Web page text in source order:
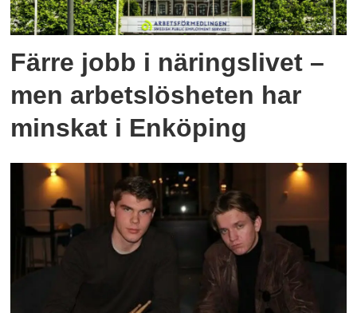
Färre jobb i näringslivet –
men arbetslösheten har
minskat i Enköping